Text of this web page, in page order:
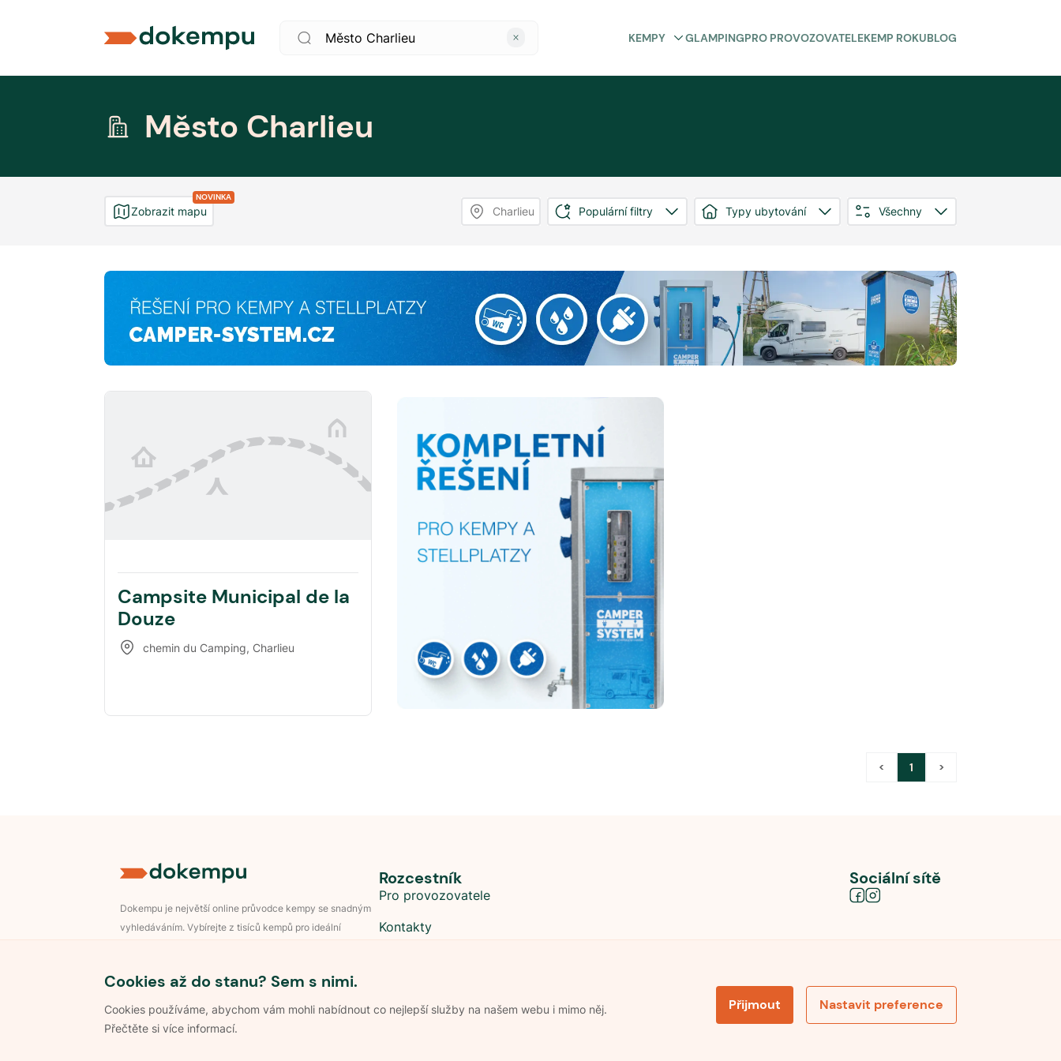
KEMPY GLAMPINGPRO PROVOZOVATELEKEMP ROKUBLOG
Město Charlieu
NOVINKA
Zobrazit mapu Charlieu Populární filtry Typy ubytování Všechny
Campsite Municipal de la
Douze
chemin du Camping, Charlieu
< 1 >
Cookies až do stanu? Sem s nimi.
Cookies používáme, abychom vám mohli nabídnout co nejlepší služby na našem webu i mimo něj.
Přečtěte si více informací.
Přijmout Nastavit preference
Dokempu je největší online průvodce kempy se snadným
vyhledáváním. Vybírejte z tisíců kempů pro ideální
Rozcestník
Pro provozovatele
Kontakty
Sociální sítě